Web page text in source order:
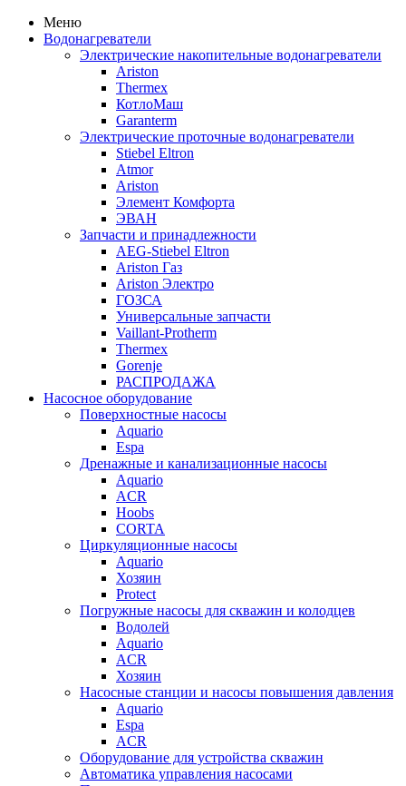
Меню
Водонагреватели
Электрические накопительные водонагреватели
Ariston
Thermex
КотлоМаш
Garanterm
Электрические проточные водонагреватели
Stiebel Eltron
Atmor
Ariston
Элемент Комфорта
ЭВАН
Запчасти и принадлежности
AEG-Stiebel Eltron
Ariston Газ
Ariston Электро
ГОЗСА
Универсальные запчасти
Vaillant-Protherm
Thermex
Gorenje
РАСПРОДАЖА
Насосное оборудование
Поверхностные насосы
Aquario
Espa
Дренажные и канализационные насосы
Aquario
ACR
Hoobs
CORTA
Циркуляционные насосы
Aquario
Хозяин
Protect
Погружные насосы для скважин и колодцев
Водолей
Aquario
ACR
Хозяин
Насосные станции и насосы повышения давления
Aquario
Espa
ACR
Оборудование для устройства скважин
Автоматика управления насосами